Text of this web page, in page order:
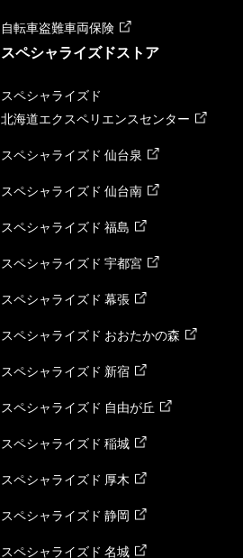
自転車盗難車両保険
スペシャライズドストア
スペシャライズド
北海道エクスペリエンスセンター
スペシャライズド 仙台泉
スペシャライズド 仙台南
スペシャライズド 福島
スペシャライズド 宇都宮
スペシャライズド 幕張
スペシャライズド おおたかの森
スペシャライズド 新宿
スペシャライズド 自由が丘
スペシャライズド 稲城
スペシャライズド 厚木
スペシャライズド 静岡
スペシャライズド 名城